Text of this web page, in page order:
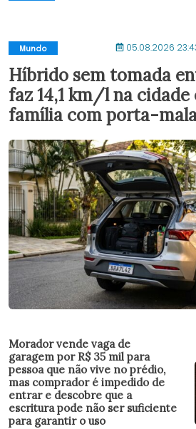
Mundo 05.08.2026
Híbrido sem tomada
faz 14,1 km/l na cidade
família com porta-
Morador vende vaga de
garagem por R$ 35 mil para
pessoa que não vive no prédio,
mas comprador é impedido de
entrar e descobre que a
escritura pode não ser suficiente
para garantir o uso